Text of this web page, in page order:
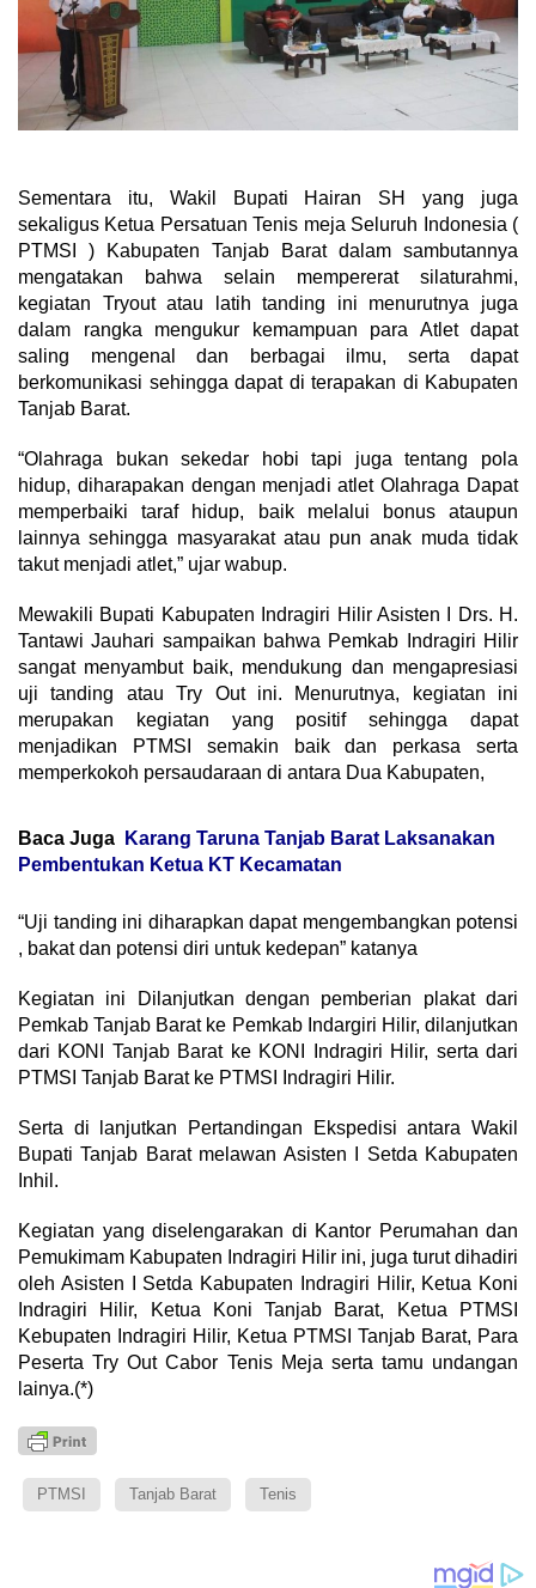
Sementara itu, Wakil Bupati Hairan SH yang juga
sekaligus Ketua Persatuan Tenis meja Seluruh Indonesia (
PTMSI ) Kabupaten Tanjab Barat dalam sambutannya
mengatakan bahwa selain mempererat silaturahmi,
kegiatan Tryout atau latih tanding ini menurutnya juga
dalam rangka mengukur kemampuan para Atlet dapat
saling mengenal dan berbagai ilmu, serta dapat
berkomunikasi sehingga dapat di terapakan di Kabupaten
Tanjab Barat.
“Olahraga bukan sekedar hobi tapi juga tentang pola
hidup, diharapakan dengan menjadi atlet Olahraga Dapat
memperbaiki taraf hidup, baik melalui bonus ataupun
lainnya sehingga masyarakat atau pun anak muda tidak
takut menjadi atlet,” ujar wabup.
Mewakili Bupati Kabupaten Indragiri Hilir Asisten I Drs. H.
Tantawi Jauhari sampaikan bahwa Pemkab Indragiri Hilir
sangat menyambut baik, mendukung dan mengapresiasi
uji tanding atau Try Out ini. Menurutnya, kegiatan ini
merupakan kegiatan yang positif sehingga dapat
menjadikan PTMSI semakin baik dan perkasa serta
memperkokoh persaudaraan di antara Dua Kabupaten,
Baca Juga
Karang Taruna Tanjab Barat Laksanakan
Pembentukan Ketua KT Kecamatan
“Uji tanding ini diharapkan dapat mengembangkan potensi
, bakat dan potensi diri untuk kedepan” katanya
Kegiatan ini Dilanjutkan dengan pemberian plakat dari
Pemkab Tanjab Barat ke Pemkab Indargiri Hilir, dilanjutkan
dari KONI Tanjab Barat ke KONI Indragiri Hilir, serta dari
PTMSI Tanjab Barat ke PTMSI Indragiri Hilir.
Serta di lanjutkan Pertandingan Ekspedisi antara Wakil
Bupati Tanjab Barat melawan Asisten I Setda Kabupaten
Inhil.
Kegiatan yang diselengarakan di Kantor Perumahan dan
Pemukimam Kabupaten Indragiri Hilir ini, juga turut dihadiri
oleh Asisten I Setda Kabupaten Indragiri Hilir, Ketua Koni
Indragiri Hilir, Ketua Koni Tanjab Barat, Ketua PTMSI
Kebupaten Indragiri Hilir, Ketua PTMSI Tanjab Barat, Para
Peserta Try Out Cabor Tenis Meja serta tamu undangan
lainya.(*)
PTMSI Tanjab Barat Tenis